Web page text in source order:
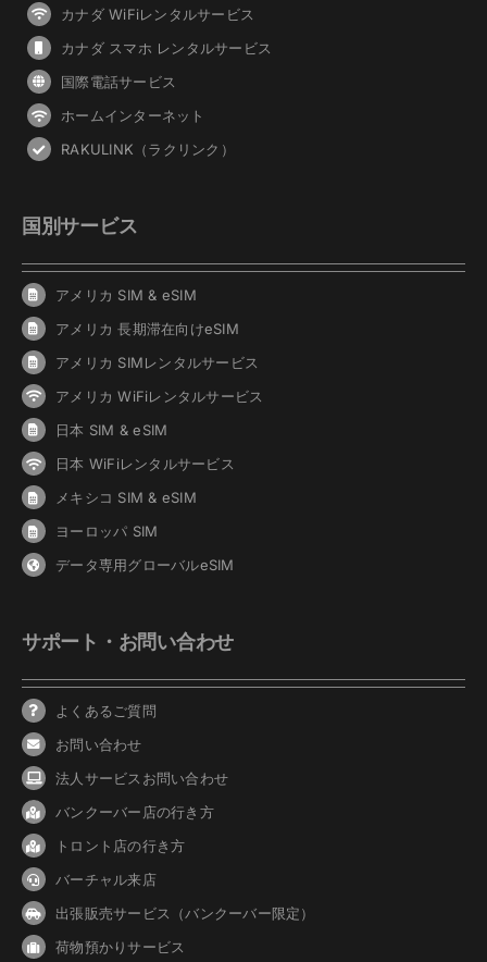
カナダ WiFiレンタルサービス
カナダ スマホ レンタルサービス
国際電話サービス
ホームインターネット
RAKULINK（ラクリンク）
国別サービス
アメリカ SIM & eSIM
アメリカ 長期滞在向けeSIM
アメリカ SIMレンタルサービス
アメリカ WiFiレンタルサービス
日本 SIM & eSIM
日本 WiFiレンタルサービス
メキシコ SIM & eSIM
ヨーロッパ SIM
データ専用グローバルeSIM
サポート・お問い合わせ
よくあるご質問
お問い合わせ
法人サービスお問い合わせ
バンクーバー 店の行き方
トロント店の行き方
バーチャル来店
出張販売サービス（バンクーバー限定）
荷物預かりサービス